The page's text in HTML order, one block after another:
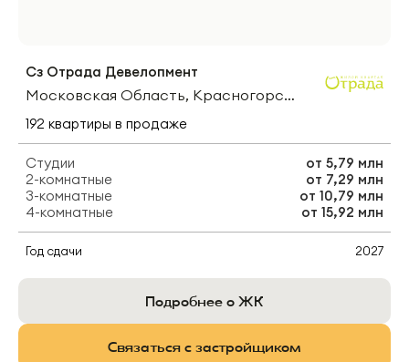
Сз Отрада Девелопмент
Московская Область, Красногорск, Микрорайон Опалиха
192 квартиры в продаже
Студии от 5,79 млн
2-комнатные
от 7,29 млн
3-комнатные
от 10,79 млн
4-комнатные
от 15,92 млн
Год сдачи 2027
Подробнее о ЖК
Связаться с застройщиком